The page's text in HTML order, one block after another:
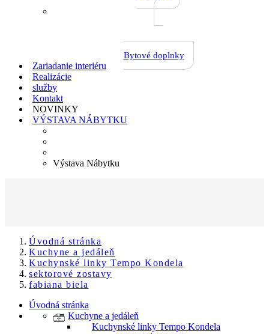
Bytové doplnky
Zariadanie interiéru
Realizácie
služby
Kontakt
NOVINKY
VÝSTAVA NÁBYTKU
Výstava Nábytku
Úvodná stránka
Kuchyne a jedáleň
Kuchynské linky Tempo Kondela
sektorové zostavy
fabiana biela
Úvodná stránka
Kuchyne a jedáleň
Kuchynské linky Tempo Kondela